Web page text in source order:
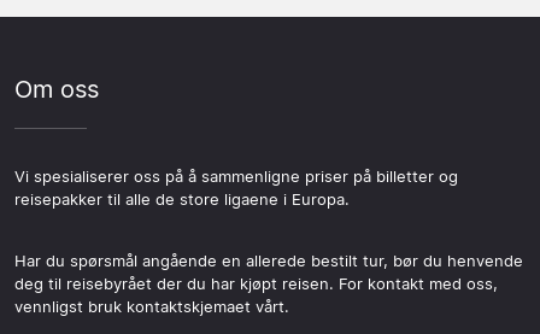
Om oss
Vi spesialiserer oss på å sammenligne priser på billetter og
reisepakker til alle de store ligaene i Europa.
Har du spørsmål angående en allerede bestilt tur, bør du henvende
deg til reisebyrået der du har kjøpt reisen. For kontakt med oss,
vennligst bruk kontaktskjemaet vårt.